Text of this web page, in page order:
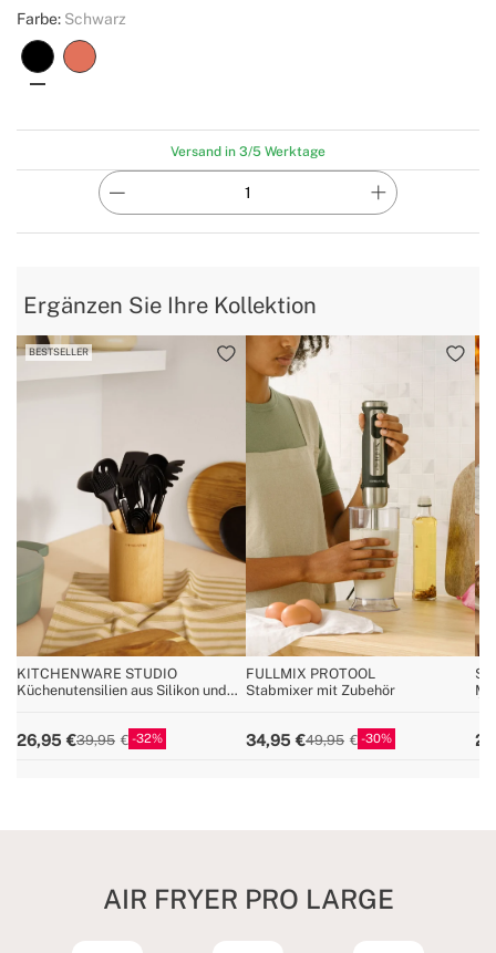
Farbe: Schwarz
Versand in 3/5 Werktage
Ergänzen Sie Ihre Kollektion
BESTSELLER
KITCHENWARE STUDIO
Küchenutensilien aus Silikon und
26,95 39,95 32
FULLMIX PROTOOL
Stabmixer mit Zubehör
34,95 49,95 30
AIR FRYER PRO LARGE